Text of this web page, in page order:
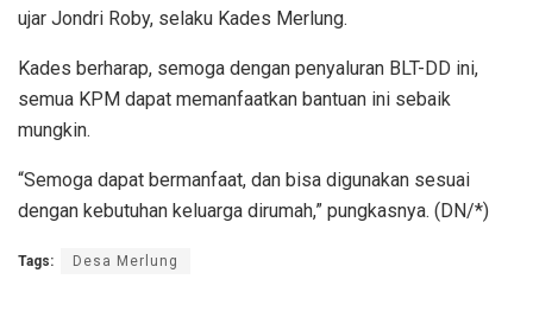
ujar Jondri Roby, selaku Kades Merlung.
Kades berharap, semoga dengan penyaluran BLT-DD ini,
semua KPM dapat memanfaatkan bantuan ini sebaik
mungkin.
“Semoga dapat bermanfaat, dan bisa digunakan sesuai
dengan kebutuhan keluarga dirumah,” pungkasnya. (DN/*)
Tags: Desa Merlung